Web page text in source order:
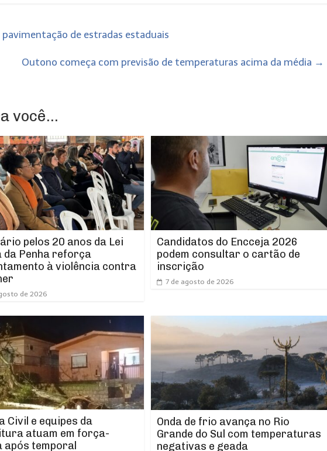
de estradas estaduais
Outono começa com previsão de temperaturas acima da média →
você...
pelos 20 anos da Lei
da Penha reforça
à violência contra
de 2026
Candidatos do Encceja 2026
podem consultar o cartão de
inscrição
7 de agosto de 2026
Civil e equipes da
atuam em força-
após temporal
Onda de frio avança no Rio
Grande do Sul com temperaturas
negativas e geada